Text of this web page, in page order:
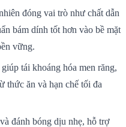
đóng vai trò như chất dẫn
bám dính tốt hơn vào bề mặt
vững.
tái khoáng hóa men răng,
thức ăn và hạn chế tối đa
đánh bóng dịu nhẹ, hỗ trợ